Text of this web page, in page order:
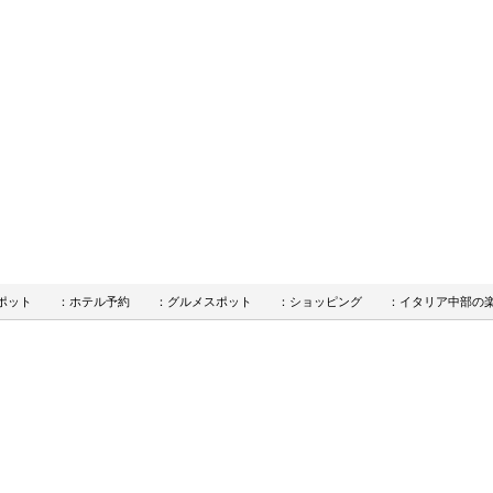
ット ：ホテル予約 ：グルメスポット ：ショッピング ：イタリア中部の